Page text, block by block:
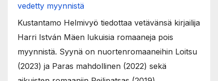
vedetty myynnistä
Kustantamo Helmivyö tiedottaa vetävänsä kirjailija
Harri István Mäen lukuisia romaaneja pois
myynnistä. Syynä on nuortenromaaneihin Loitsu
(2023) ja Paras mahdollinen (2022) sekä